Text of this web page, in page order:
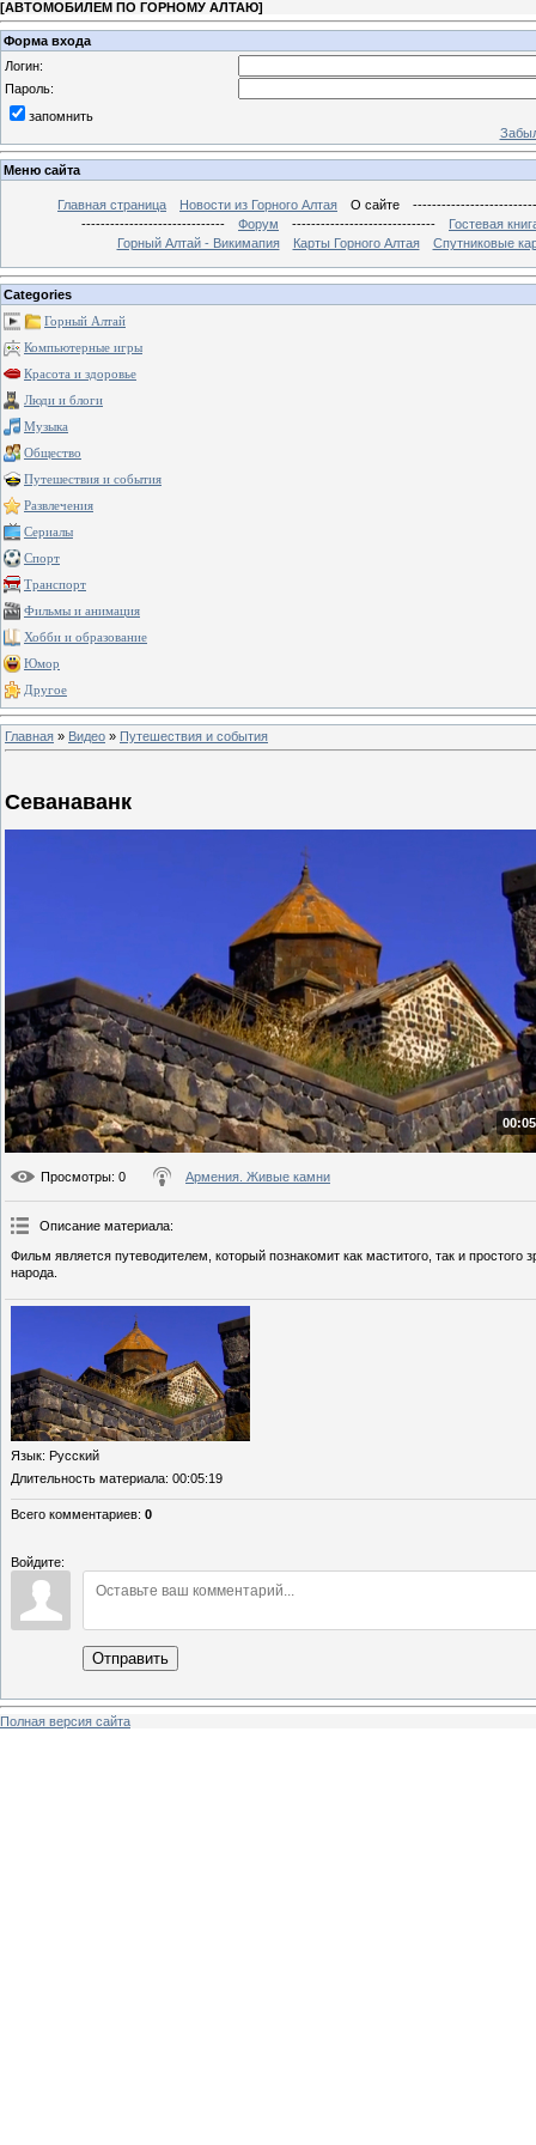
[АВТОМОБИЛЕМ ПО ГОРНОМУ АЛТАЮ]
Форма входа
Логин:
Пароль:
запомнить
Меню сайта
Главная страница Новости из Горного Алтая О сайте
------------------------------
Форум ------------------------------
Гостевая
Горный Алтай - Викимапия
Карты Горного Алтая Спутниковые
Categories
Горный Алтай
Компьютерные игры
Красота и здоровье
Люди и блоги
Музыка
Общество
Путешествия и события
Развлечения
Сериалы
Спорт
Транспорт
Фильмы и анимация
Хобби и образование
Юмор
Другое
Главная » Видео » Путешествия и события
Севанаванк
Просмотры: 0 Армения. Живые камни
Описание материала:
Фильм является путеводителем, который познакомит как маститого, так и
народа.
Язык: Русский
Длительность материала: 00:05:19
Всего комментариев: 0
Войдите:
Отправить
Полная версия сайта